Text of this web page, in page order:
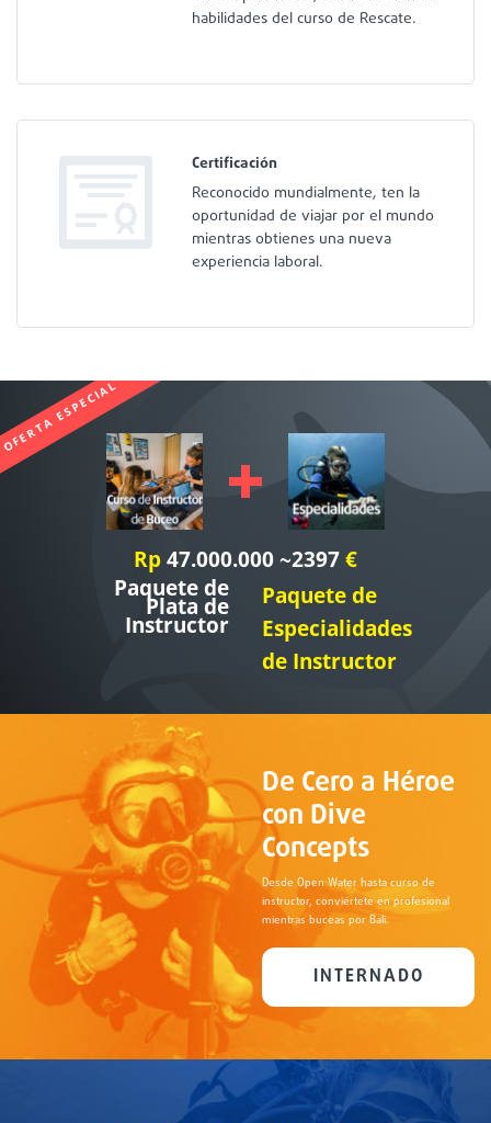
habilidades del curso de Rescate.
Certificación
Reconocido mundialmente, ten la
oportunidad de viajar por el mundo
mientras obtienes una nueva
experiencia laboral.
OFERTA ESPECIAL
Rp47.000.000 ~2397€
Paquete de
Plata de
Instructor
Paquete de
Especialidades
de Instructor
De Cero a Héroe
con Dive
Concepts
Desde Open Water hasta curso de
instructor, conviértete en profesional
mientras buceas por Bali.
INTERNADO